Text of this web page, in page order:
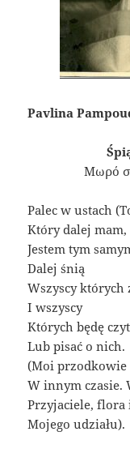
Pavlina
Μωρό
Palec w ustach
Który dalej mam,
Jestem tym
Dalej śnią
Wszyscy których
I wszyscy
Których będę
Lub pisać o nich.
(Moi
W innym czasie.
Przyjaciele, flora
Mojego udziału).